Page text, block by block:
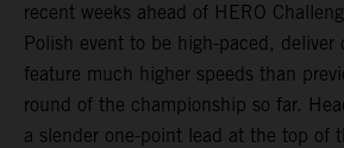
recent weeks ahead of HERO
Polish event to be high-paced, deliver
feature much higher speeds than
round of the championship so far.
a slender one-point lead at the top of